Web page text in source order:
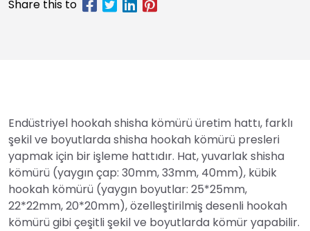
Endüstriyel hookah shisha kömürü üretim hattı, farklı
şekil ve boyutlarda shisha hookah kömürü presleri
yapmak için bir işleme hattıdır. Hat, yuvarlak shisha
kömürü (yaygın çap: 30mm, 33mm, 40mm), kübik
hookah kömürü (yaygın boyutlar: 25*25mm,
22*22mm, 20*20mm), özelleştirilmiş desenli hookah
kömürü gibi çeşitli şekil ve boyutlarda kömür yapabilir.